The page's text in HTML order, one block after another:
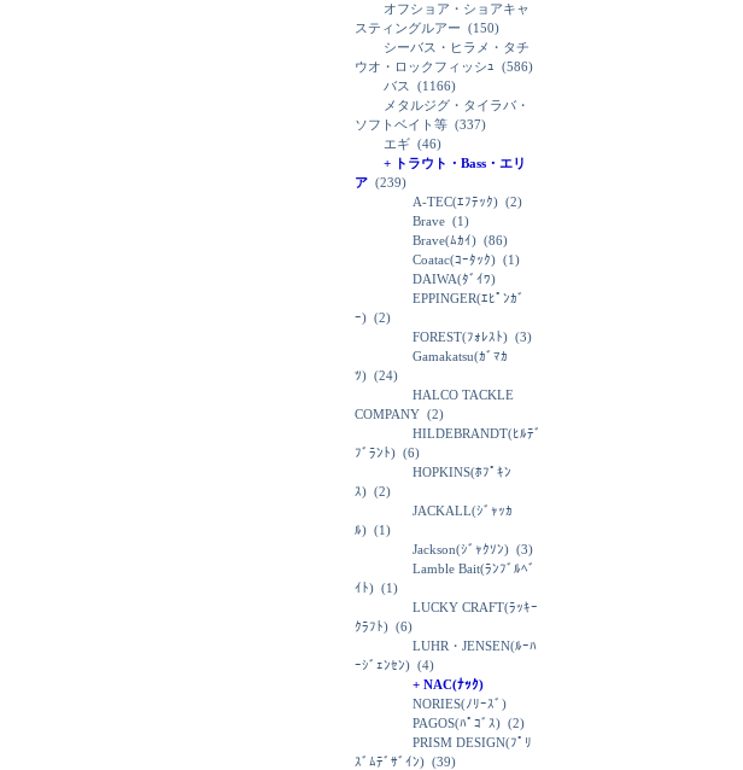
オフショア・ショアキャ
スティングルアー (150)
シーバス・ヒラメ・タチ
ウオ・ロックフィッシｭ (586)
バス
(1166)
メタルジグ・タイラバ・
ソフトベイト等 (337)
エギ (46)
+ トラウト・Bass・エリ
ア (239)
A-TEC(ｴﾌﾃｯｸ) (2)
Brave (1)
Brave(ﾑｶｲ) (86)
Coatac(ｺｰﾀｯｸ) (1)
DAIWA(ﾀﾞｲﾜ)
EPPINGER(ｴﾋﾟﾝｶﾞ
ｰ) (2)
FOREST(ﾌｫﾚｽﾄ) (3)
Gamakatsu(ｶﾞﾏｶ
ﾂ) (24)
HALCO TACKLE
COMPANY (2)
HILDEBRANDT(ﾋﾙﾃﾞ
ﾌﾞﾗﾝﾄ) (6)
HOPKINS(ﾎﾌﾟｷﾝ
ｽ) (2)
JACKALL(ｼﾞｬｯｶ
ﾙ) (1)
Jackson(ｼﾞｬｸｿﾝ) (3)
Lamble Bait(ﾗﾝﾌﾞﾙﾍﾞ
ｲﾄ) (1)
LUCKY CRAFT(ﾗｯｷｰ
ｸﾗﾌﾄ) (6)
LUHR・JENSEN(ﾙｰﾊ
ｰｼﾞｪﾝｾﾝ) (4)
+ NAC(ﾅｯｸ)
NORIES(ﾉﾘｰｽﾞ)
PAGOS(ﾊﾟｺﾞｽ) (2)
PRISM DESIGN(ﾌﾟﾘ
ｽﾞﾑﾃﾞｻﾞｲﾝ) (39)